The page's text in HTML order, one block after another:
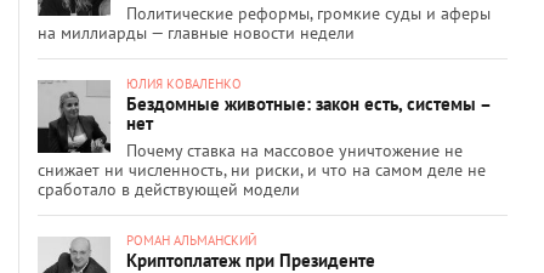
Политические реформы, громкие суды и аферы
на миллиарды — главные новости недели
ЮЛИЯ КОВАЛЕНКО
Бездомные животные: закон есть, системы –
нет
Почему ставка на массовое уничтожение не
снижает ни численность, ни риски, и что на самом деле не
сработало в действующей модели
РОМАН АЛЬМАНСКИЙ
Криптоплатеж при Президенте